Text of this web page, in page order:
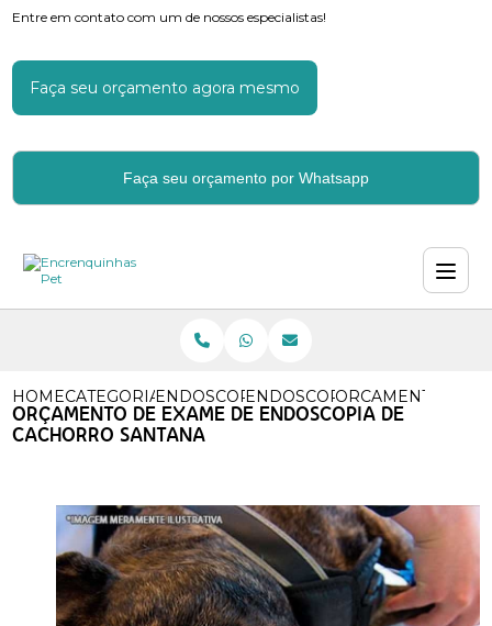
Entre em contato com um de nossos especialistas!
Faça seu orçamento agora mesmo
Faça seu orçamento por Whatsapp
HOMECATEGORIASENDOSCOPIA PARA CACHORROS
ENDOSCOPIA DIGESTIVA
ORCAMENTO DE
ORÇAMENTO DE EXAME DE ENDOSCOPIA DE
CACHORRO SANTANA